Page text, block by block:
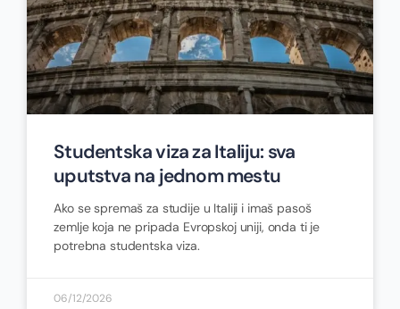
Studentska viza za Italiju: sva
uputstva na jednom mestu
Ako se spremaš za studije u Italiji i imaš pasoš
zemlje koja ne pripada Evropskoj uniji, onda ti je
potrebna studentska viza.
06/12/2026